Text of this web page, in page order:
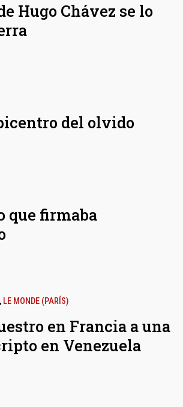
Hugo Chávez se lo
del olvido
que firmaba
, LE MONDE (PARÍS)
en Francia a una
en Venezuela